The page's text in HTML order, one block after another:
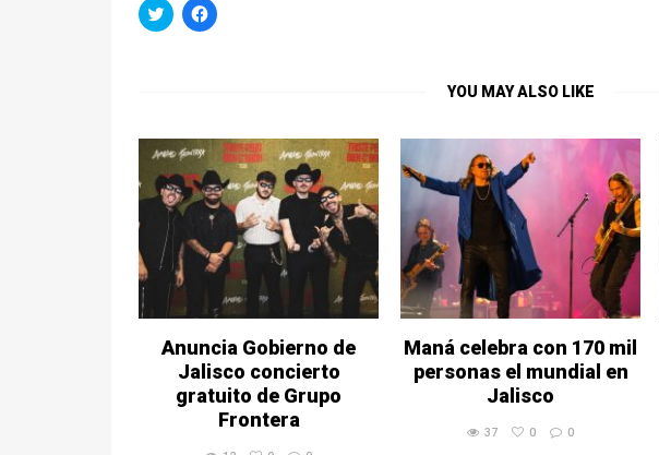
Haz
clic
una
ventana
nueva)
Haz
clic
una
ventana
nueva)
YOU MAY ALSO LIKE
Anuncia Gobierno de
Jalisco concierto
gratuito de Grupo
Frontera
Maná celebra con 170 mil
personas el mundial en
Jalisco
37 0 0